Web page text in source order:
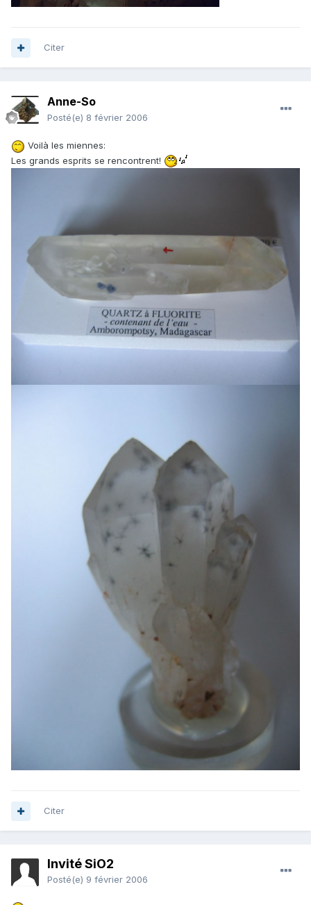
Citer
Anne-So
Posté(e) 8 février 2006
Voilà les miennes:
Les grands esprits se rencontrent!
Citer
Invité SiO2
Posté(e) 9 février 2006